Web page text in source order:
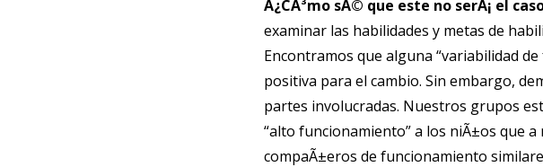
Â¿CÃ³mo sÃ© que este no serÃ¡ el
examinar las habilidades y metas de
Encontramos que alguna “variabilidad
positiva para el cambio. Sin embargo,
partes involucradas. Nuestros grupos
“alto funcionamiento” a los niÃ±os que
compaÃ±eros de funcionamiento